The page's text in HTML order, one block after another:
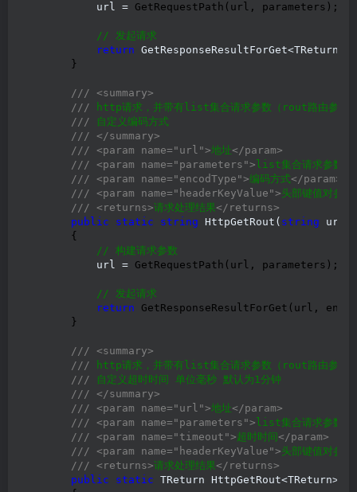
            url =
GetRequestPath(url, parameters);
// 发起请求
return GetResponseResultForGet<TReturn>
        }
///
<summary>
/// http请求，并带有list集合请求参数（rout路由参数
/// 自定义编码方式
///
</summary>
///
<param name="url">地址</param>
///
<param name="parameters"> list集合请求参数
///
<param name="encodType">编码方式</param>
///
<param name="headerKeyValue">头部键值对参数
///
<returns>请求处理结果</returns>
public
static string HttpGetRout( string url,
        {
// 构建请求参数
            url =
GetRequestPath(url, parameters);
// 发起请求
return GetResponseResultForGet(url,
        }
///
<summary>
/// http请求，并带有list集合请求参数（rout路由参数
/// 自定义超时时间 单位毫秒 默认为1分钟
///
</summary>
///
<param name="url">地址</param>
///
<param name="parameters"> list集合请求参数
///
<param name="timeout">超时时间 </param>
///
<param name="headerKeyValue">头部键值对参数
///
<returns>请求处理结果</returns>
public
static TReturn HttpGetRout<TReturn>(